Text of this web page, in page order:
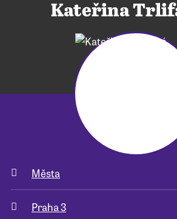
Kateřina
Města
Praha 3